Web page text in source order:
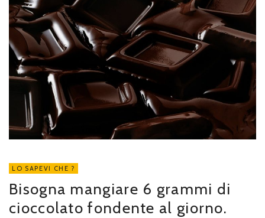
LO SAPEVI CHE ?
Bisogna mangiare 6 grammi di
cioccolato fondente al giorno.